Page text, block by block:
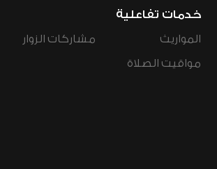
خدمات تفاعلية
المواريث
مواقيت الصلاة
مشاركات الزوار